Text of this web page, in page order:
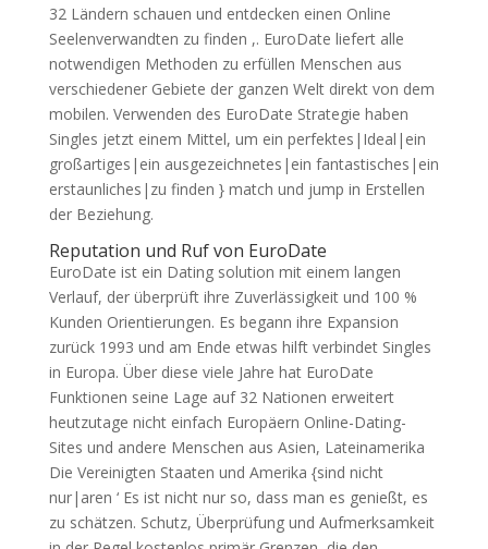
32 Ländern schauen und entdecken einen Online
Seelenverwandten zu finden ,. EuroDate liefert alle
notwendigen Methoden zu erfüllen Menschen aus
verschiedener Gebiete der ganzen Welt direkt von dem
mobilen. Verwenden des EuroDate Strategie haben
Singles jetzt einem Mittel, um ein perfektes|Ideal|ein
großartiges|ein ausgezeichnetes|ein fantastisches|ein
erstaunliches|zu finden } match und jump in Erstellen
der Beziehung.
Reputation und Ruf von EuroDate
EuroDate ist ein Dating solution mit einem langen
Verlauf, der überprüft ihre Zuverlässigkeit und 100 %
Kunden Orientierungen. Es begann ihre Expansion
zurück 1993 und am Ende etwas hilft verbindet Singles
in Europa. Über diese viele Jahre hat EuroDate
Funktionen seine Lage auf 32 Nationen erweitert
heutzutage nicht einfach Europäern Online-Dating-
Sites und andere Menschen aus Asien, Lateinamerika
Die Vereinigten Staaten und Amerika {sind nicht
nur|aren ‘ Es ist nicht nur so, dass man es genießt, es
zu schätzen. Schutz, Überprüfung und Aufmerksamkeit